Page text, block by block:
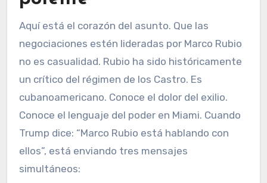
Aquí está el corazón del asunto. Que las
negociaciones estén lideradas por Marco Rubio
no es casualidad. Rubio ha sido históricamente
un crítico del régimen de los Castro. Es
cubanoamericano. Conoce el dolor del exilio.
Conoce el lenguaje del poder en Miami. Cuando
Trump dice: “Marco Rubio está hablando con
ellos”, está enviando tres mensajes
simultáneos: